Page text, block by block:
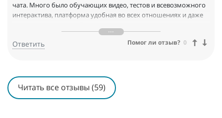
чата. Много было обучающих видео, тестов и всевозможного
интерактива, платформа удобная во всех отношениях и даже
особо разбираюсь во всех этих технологиях. Онлайн-школу
готова порекомендовать каждому, кто хочет выучить
Ответить Помог ли отзыв? 0
Читать все отзывы (59)